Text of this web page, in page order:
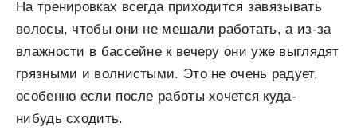
На тренировках всегда приходится завязывать
волосы, чтобы они не мешали работать, а из-за
влажности в бассейне к вечеру они уже выглядят
грязными и волнистыми. Это не очень радует,
особенно если после работы хочется куда-
нибудь сходить.